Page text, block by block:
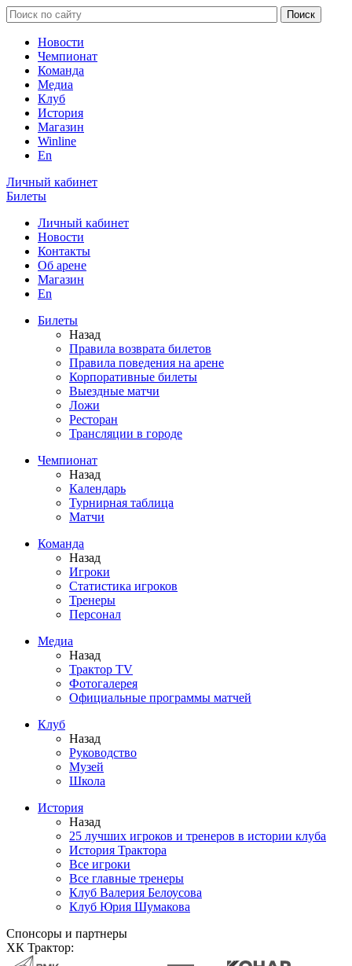
Новости
Чемпионат
Команда
Медиа
Клуб
История
Магазин
Winline
En
Личный кабинет
Билеты
Личный кабинет
Новости
Контакты
Об арене
Магазин
En
Билеты
Назад
Правила возврата билетов
Правила поведения на арене
Корпоративные билеты
Выездные матчи
Ложи
Ресторан
Трансляции в городе
Чемпионат
Назад
Календарь
Турнирная таблица
Матчи
Команда
Назад
Игроки
Статистика игроков
Тренеры
Персонал
Медиа
Назад
Трактор TV
Фотогалерея
Официальные программы матчей
Клуб
Назад
Руководство
Музей
Школа
История
Назад
25 лучших игроков и тренеров в истории клуба
История Трактора
Все игроки
Все главные тренеры
Клуб Валерия Белоусова
Клуб Юрия Шумакова
Спонсоры и партнеры
ХК Трактор: